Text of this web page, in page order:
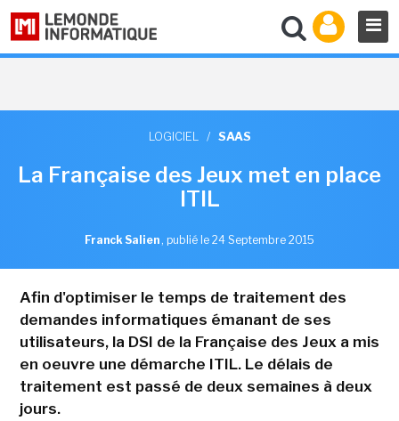
LOGICIEL / SAAS
La Française des Jeux met en place
ITIL
Franck Salien , publié le 24 Septembre 2015
Afin d'optimiser le temps de traitement des
demandes informatiques émanant de ses
utilisateurs, la DSI de la Française des Jeux a mis
en oeuvre une démarche ITIL. Le délais de
traitement est passé de deux semaines à deux
jours.